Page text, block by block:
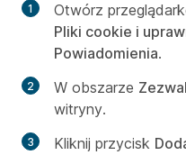
Otwórz
Pliki cookie i
Powiadomienia.
W obszarze
witryny.
Kliknij przycisk